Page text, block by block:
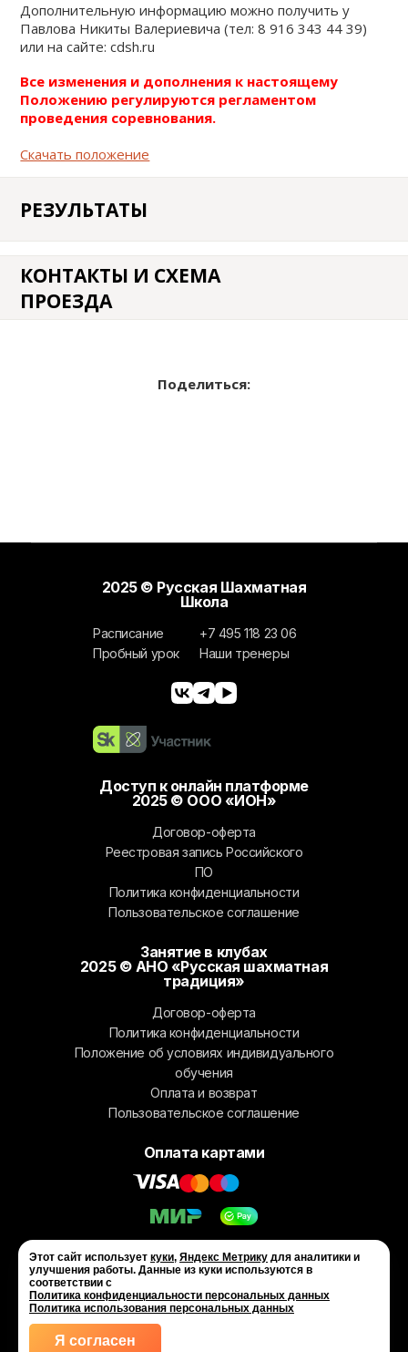
Этот сайт использует куки, Яндекс Метрику для аналитики и
улучшения работы. Данные из куки используются в
соответствии с
Политика конфиденциальности персональных данных
Политика использования персональных данных
Я согласен
Дополнительную информацию можно получить у
Павлова Никиты Валериевича (тел: 8 916 343 44 39)
или на сайте: cdsh.ru
Все изменения и дополнения к настоящему
Положению регулируются регламентом
проведения соревнования.
Скачать положение
РЕЗУЛЬТАТЫ
КОНТАКТЫ И СХЕМА
ПРОЕЗДА
Поделиться:
2025 © Русская Шахматная
Школа
+7 495 118 23 06
Наши тренеры
Расписание
Пробный урок
Доступ к онлайн платформе
2025 © ООО «ИОН»
Договор-оферта
Реестровая запись Российского
ПО
Политика конфиденциальности
Пользовательское соглашение
Занятие в клубах
2025 © АНО «Русская шахматная
традиция»
Договор-оферта
Политика конфиденциальности
Положение об условиях индивидуального
обучения
Оплата и возврат
Пользовательское соглашение
Оплата картами